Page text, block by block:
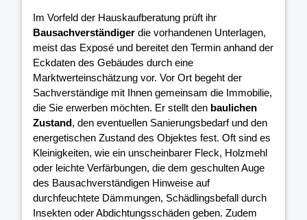
Im Vorfeld der Hauskaufberatung prüft ihr
Bausachverständiger die vorhandenen Unterlagen,
meist das Exposé und bereitet den Termin anhand der
Eckdaten des Gebäudes durch eine
Marktwerteinschätzung vor. Vor Ort begeht der
Sachverständige mit Ihnen gemeinsam die Immobilie,
die Sie erwerben möchten. Er stellt den baulichen
Zustand, den eventuellen Sanierungsbedarf und den
energetischen Zustand des Objektes fest. Oft sind es
Kleinigkeiten, wie ein unscheinbarer Fleck, Holzmehl
oder leichte Verfärbungen, die dem geschulten Auge
des Bausachverständigen Hinweise auf
durchfeuchtete Dämmungen, Schädlingsbefall durch
Insekten oder Abdichtungsschäden geben. Zudem